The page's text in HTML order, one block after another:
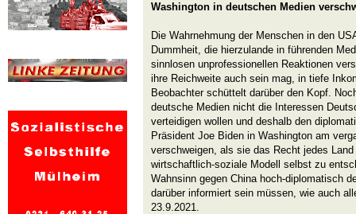
Washington in deutschen Medien
Die Wahrnehmung der Menschen in den
Dummheit, die hierzulande in führenden
sinnlosen unprofessionellen Reaktionen
ihre Reichweite auch sein mag, in tiefe
Beobachter schüttelt darüber den Kopf.
deutsche Medien nicht die Interessen
verteidigen wollen und deshalb den
Präsident Joe Biden in Washington am
verschweigen, als sie das Recht jedes
wirtschaftlich-soziale Modell selbst zu
Wahnsinn gegen China hoch-diplomatisch
darüber informiert sein müssen, wie auch
23.9.2021.